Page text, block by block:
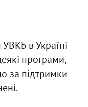
в Україні
програми,
за підтримки